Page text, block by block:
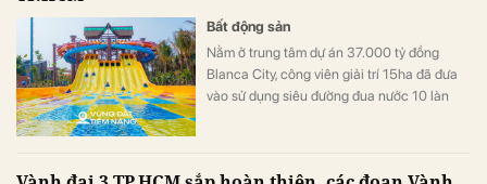
Bất động sản
Nằm ở trung tâm dự án 37.000 tỷ đồng
Blanca City, công viên giải trí 15ha đã đưa
vào sử dụng siêu đường đua nước 10 làn